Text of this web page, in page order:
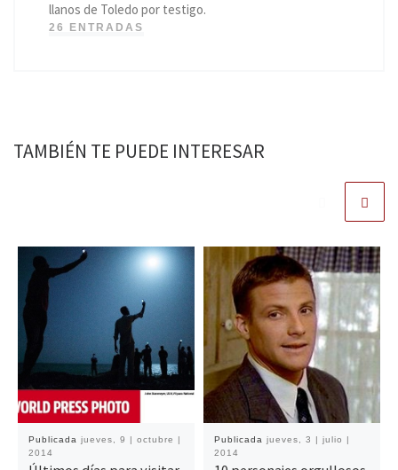
llanos de Toledo por testigo.
26 ENTRADAS
TAMBIÉN TE PUEDE INTERESAR
Publicada jueves, 9 | octubre |
2014
Publicada jueves, 3 | julio |
2014